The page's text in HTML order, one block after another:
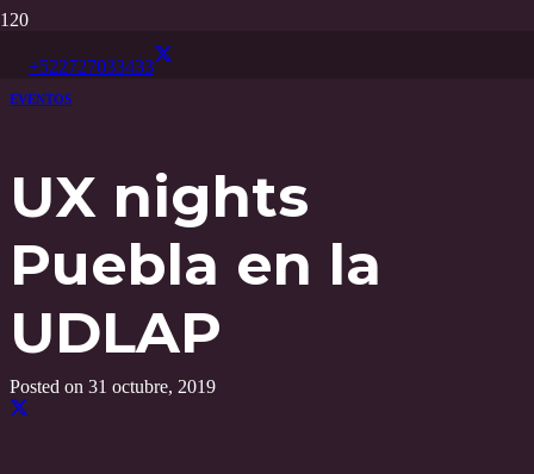
+522727033433
EVENTOS
UX nights
Puebla en la
UDLAP
Posted on 31 octubre, 2019